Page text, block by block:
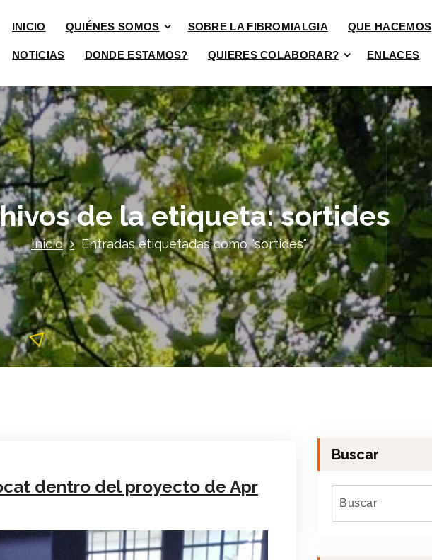
INICIO QUIÉNES SOMOS SOBRE LA FIBROMIALGIA QUE HACEMOS
NOTICIAS DONDE ESTAMOS? QUIERES COLABORAR? ENLACES
de la etiqueta:sortides
Inicio Entradas etiquetadas como "sortides"
dentro del proyecto de Apr
Buscar